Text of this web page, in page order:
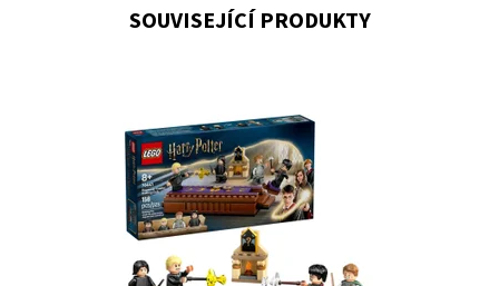
SOUVISEJÍCÍ PRODUKTY
Přidejte se k Harrymu Potterovi a zjistěte, jak s pomocí
magie porazit nepřátele v bradavickém soubojnickém
Dostupnost:
Skladem>3
12255
LEGO